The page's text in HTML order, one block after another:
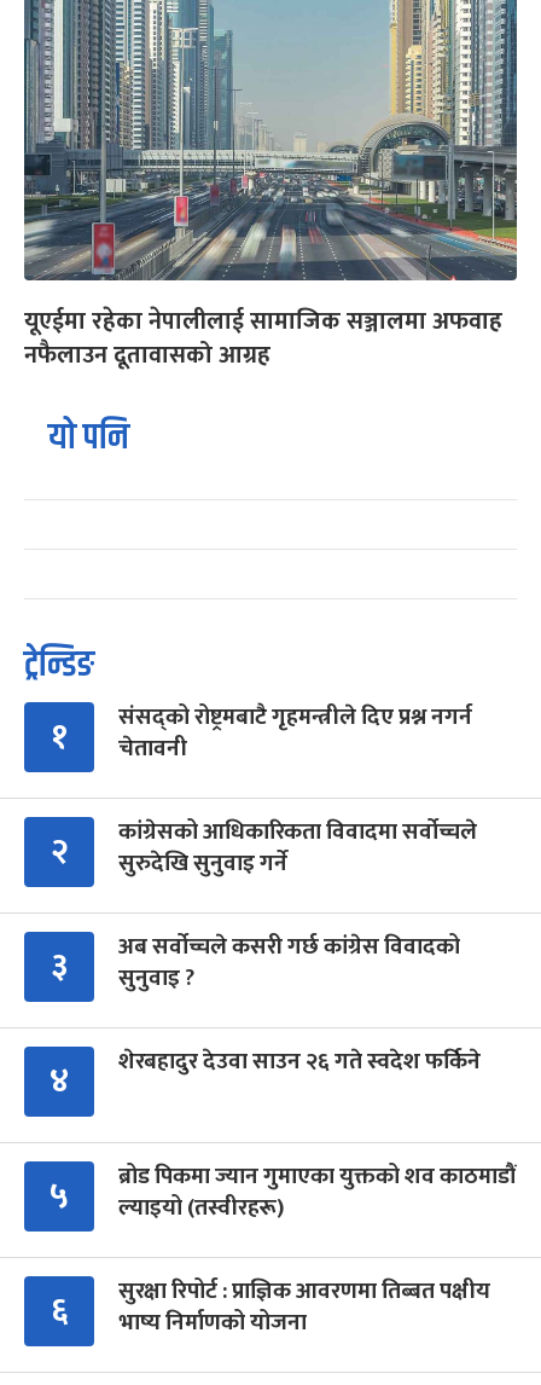
यूएईमा रहेका नेपालीलाई सामाजिक सञ्जालमा अफवाह
नफैलाउन दूतावासको आग्रह
यो पनि
ट्रेन्डिङ
१
संसद्को रोष्ट्रमबाटै गृहमन्त्रीले दिए प्रश्न नगर्न
चेतावनी
२
कांग्रेसको आधिकारिकता विवादमा सर्वोच्चले
सुरुदेखि सुनुवाइ गर्ने
३
अब सर्वोच्चले कसरी गर्छ कांग्रेस विवादको
सुनुवाइ ?
४ शेरबहादुर देउवा साउन २६ गते स्वदेश फर्किने
५
ब्रोड पिकमा ज्यान गुमाएका युक्तको शव काठमाडौं
ल्याइयो (तस्वीरहरू)
६
सुरक्षा रिपोर्ट : प्राज्ञिक आवरणमा तिब्बत पक्षीय
भाष्य निर्माणको योजना